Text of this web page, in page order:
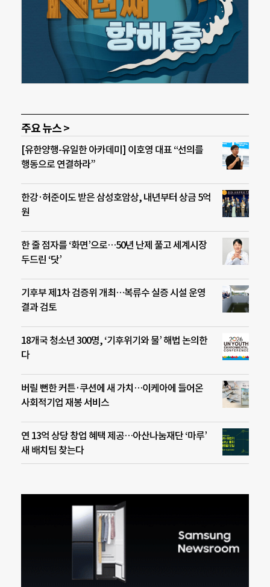
주요 뉴스 >
[유한양행-유일한 아카데미] 이호영 대표 “선의를
행동으로 연결하라”
한강·허준이도 받은 삼성호암상, 내년부터 상금 5억
원
한 줄 점자를 ‘화면’으로…50년 난제 풀고 세계시장
두드린 ‘닷’
기후부 제1차 검증위 개최…복류수 실증 시설 운영
결과 검토
18개국 청소년 300명, ‘기후위기와 물’ 해법 논의한
다
버릴 뻔한 커튼·쿠션에 새 가치…이케아에 들어온
사회적기업 재봉 서비스
연 13억 상당 창업 혜택 제공…아산나눔재단 ‘마루’
새 배치팀 찾는다